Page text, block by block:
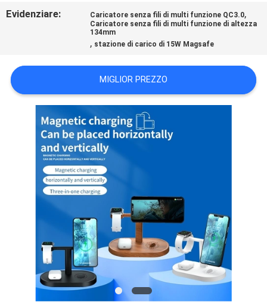
CITAZIONE
MAPPA
PRIVACY
POLICY
Evidenziare: Caricatore senza fili di multi funzione QC3.0,
Caricatore senza fili di multi funzione di altezza
134mm
, stazione di carico di 15W Magsafe
MIGLIOR PREZZO